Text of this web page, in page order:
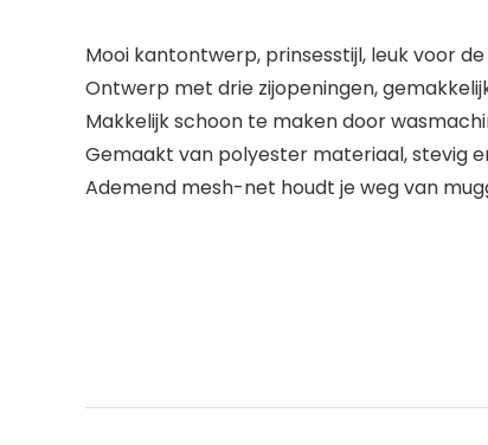
Mooi kantontwerp, prinsesstijl, leuk voor
Ontwerp met drie zijopeningen,
Makkelijk schoon te maken door
Gemaakt van polyester materiaal, stevig
Ademend mesh-net houdt je weg van